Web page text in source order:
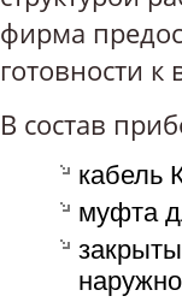
фирма
готовности
В состав
кабель
муфта